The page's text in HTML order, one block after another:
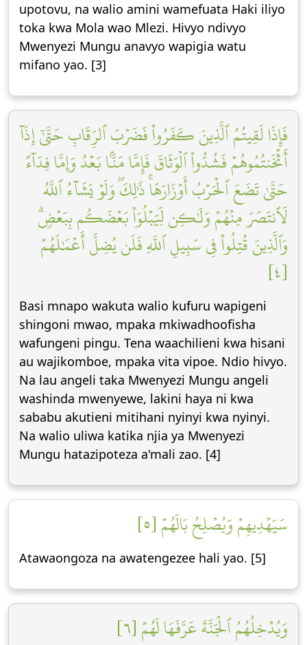
upotovu, na walio amini wamefuata Haki iliyo
toka kwa Mola wao Mlezi. Hivyo ndivyo
Mwenyezi Mungu anavyo wapigia watu
mifano yao. [3]
فَإِذَا لَقِيتُمُ ٱلَّذِينَ كَفَرُواْ فَضَرۡبَ ٱلرِّقَابِ حَتَّىٰٓ إِذَآ
أَثۡخَنتُمُوهُمۡ فَشُدُّواْ ٱلۡوَثَاقَ فَإِمَّا مَنَّۢا بَعۡدُ وَإِمَّا فِدَآءً
حَتَّىٰ تَضَعَ ٱلۡحَرۡبُ أَوۡزَارَهَاۚ ذَٰلِكَۖ وَلَوۡ يَشَآءُ ٱللَّهُ
لَٱنتَصَرَ مِنۡهُمۡ وَلَٰكِن لِّيَبۡلُوَاْ بَعۡضَكُم بِبَعۡضٖۗ
وَٱلَّذِينَ قُتِلُواْ فِي سَبِيلِ ٱللَّهِ فَلَن يُضِلَّ أَعۡمَٰلَهُمۡ
[٤]
Basi mnapo wakuta walio kufuru wapigeni
shingoni mwao, mpaka mkiwadhoofisha
wafungeni pingu. Tena waachilieni kwa hisani
au wajikomboe, mpaka vita vipoe. Ndio hivyo.
Na lau angeli taka Mwenyezi Mungu angeli
washinda mwenyewe, lakini haya ni kwa
sababu akutieni mitihani nyinyi kwa nyinyi.
Na walio uliwa katika njia ya Mwenyezi
Mungu hatazipoteza a'mali zao. [4]
سَيَهۡدِيهِمۡ وَيُصۡلِحُ بَالَهُمۡ [٥]
Atawaongoza na awatengezee hali yao. [5]
وَيُدۡخِلُهُمُ ٱلۡجَنَّةَ عَرَّفَهَا لَهُمۡ [٦]